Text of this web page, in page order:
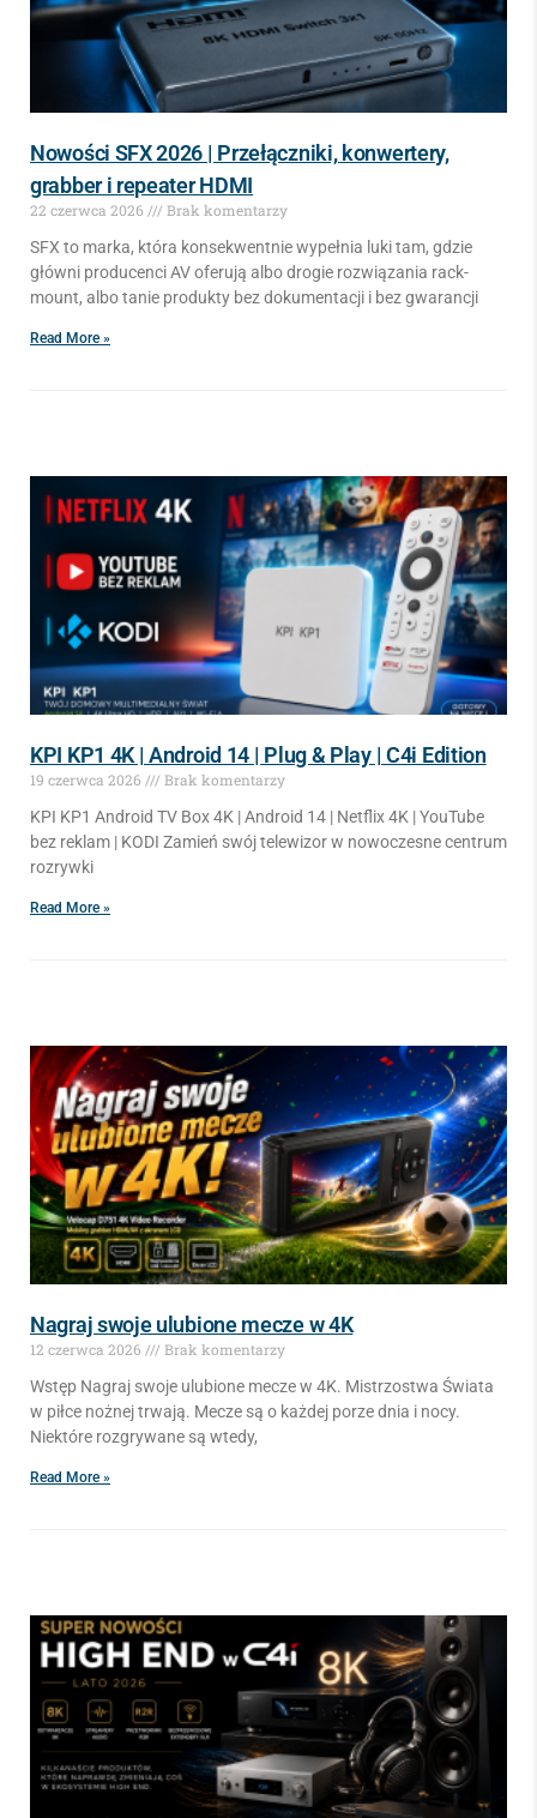
Nowości SFX 2026 | Przełączniki, konwertery,
grabber i repeater HDMI
22 czerwca 2026
Brak komentarzy
SFX to marka, która konsekwentnie wypełnia luki tam, gdzie
główni producenci AV oferują albo drogie rozwiązania rack-
mount, albo tanie produkty bez dokumentacji i bez gwarancji
Read More »
KPI KP1 4K | Android 14 | Plug & Play | C4i Edition
19 czerwca 2026
Brak komentarzy
KPI KP1 Android TV Box 4K | Android 14 | Netflix 4K | YouTube
bez reklam | KODI Zamień swój telewizor w nowoczesne centrum
rozrywki
Read More »
Nagraj swoje ulubione mecze w 4K
12 czerwca 2026
Brak komentarzy
Wstęp Nagraj swoje ulubione mecze w 4K. Mistrzostwa Świata
w piłce nożnej trwają. Mecze są o każdej porze dnia i nocy.
Niektóre rozgrywane są wtedy,
Read More »